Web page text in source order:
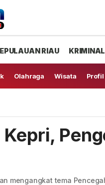
RIAU KRIMINAL
Olahraga Wisata Profil
mengangkat tema